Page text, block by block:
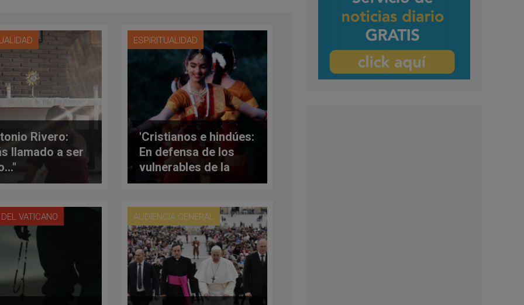
Rivero:
llamado a ser
ESPIRITUALIDAD
'Cristianos e hindúes:
En defensa de los
vulnerables de la
sociedad'
VATICANO AUDIENCIA GENERAL